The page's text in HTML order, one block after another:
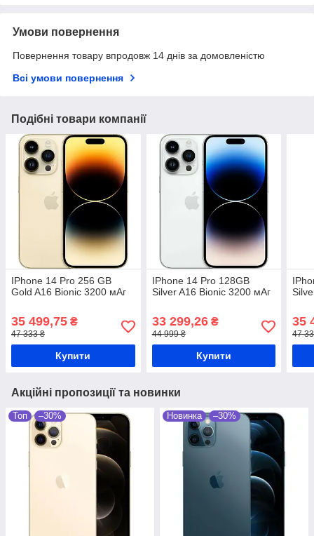
Умови повернення
Повернення товару впродовж 14 днів за домовленістю
Всі умови повернення
Подібні товари компанії
IPhone 14 Pro 256 GB
Gold A16 Bionic 3200 мАг
35 499,75 ₴
47 333 ₴
Купити
IPhone 14 Pro 128GB
Silver A16 Bionic 3200 мАг
33 299,26₴
44 999 ₴
Купити
35
47
Акційні пропозиції та новинки
Топ –30% Новинка –30%